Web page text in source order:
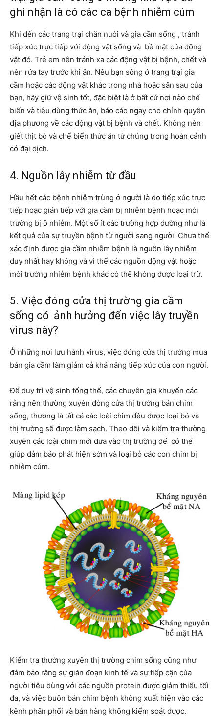
ghi nhận là có các ca bệnh nhiễm cúm
Khi đến các trang trại chăn nuôi và gia cầm sống , tránh
tiếp xúc trực tiếp với động vật sống và bề mặt của động
vật đó. Trẻ em nên tránh xa các động vật bị bệnh, chết và
nên rửa tay trước khi ăn. Nếu bạn sống ở trang trại gia
cầm hoặc các động vật khác trong nhà hoặc sân sau của
bạn, hãy giữ vệ sinh tốt, đặc biệt là ở bất cứ nơi nào chế
biến và tiêu dùng thức ăn, báo cáo ngay cho chính quyền
địa phương về các động vật bị bệnh và chết. Không nên
giết thịt bò và chế biến thức ăn từ chúng trong hoàn cảnh
có đại dịch.
4. Nguồn lây nhiễm từ đầu
Hầu hết các bệnh nhiễm trùng ở người là do tiếp xúc trực
tiếp hoặc gián tiếp với gia cầm bị nhiễm bệnh hoặc môi
trường bị ô nhiễm. Một số ít các trường hợp dường như là
kết quả của sự truyền bệnh từ người sang người. Chưa thể
xác định được gia cầm nhiễm bệnh là nguồn lây nhiễm
duy nhất hay không và vì thế các nguồn động vật hoặc
môi trường nhiễm bệnh khác có thể không được loại trừ.
5. Việc đóng cửa thị trường gia cầm
sống có ảnh hưởng đến việc lây truyền
virus này?
Ở những nơi lưu hành virus, việc đóng cửa thị trường mua
bán gia cầm làm giảm cả khả năng tiếp xúc của con người.
Để duy trì vệ sinh tổng thể, các chuyên gia khuyến cáo
rằng nên thường xuyên đóng cửa thị trường bán chim
sống, thường là tất cả các loài chim đều được loại bỏ và
thị trường sẽ được làm sạch. Theo dõi và kiểm tra thường
xuyên các loài chim mới đưa vào thị trường để có thể
giúp đảm bảo phát hiện sớm và loại bỏ các con chim bị
nhiễm cúm.
Kiểm tra thường xuyên thị trường chim sống cũng như
đảm bảo rằng sự gián đoạn kinh tế và sự tiếp cận của
người tiêu dùng với các nguồn protein được giảm thiểu tối
đa, và việc buôn bán chim bệnh không xuất hiện vào các
kênh phân phối và bán hàng không kiểm soát được.